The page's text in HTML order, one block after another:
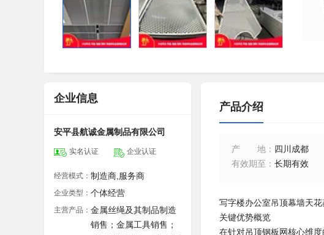
企业信息
安平县航诚金属制品有限公司
实名认证 企业认证
经营模式： 制造商,服务商
企业类型： 个体经营
主营产品： 金属丝绳及其制品制造
销售；金属工具销售；
产品介绍
产地 ： 四川成都
有效期至 ： 长期有效
写字楼办公室吊顶幕墙天
关键优势概览
在针对吊顶钢板网核心维